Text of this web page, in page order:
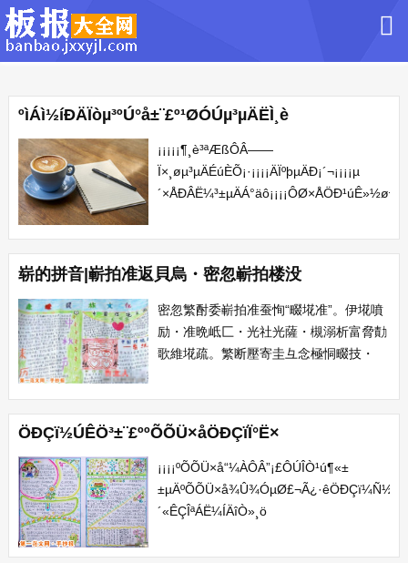
ºìÁì½íÐÄÏòµ³ºÚ°å±¨£º¹ØÓÚµ³µÄËÌ¸è
¡¡¡¡¡¶¸è³ªÆßÔÂ——
Ï×¸øµ³µÄÉúÈÕ¡·¡¡¡¡ÄÏºþµÄÐ¡´¬¡¡¡¡µ
´¸¡¡¡¡°ÑÆßÔÂµÄÌì¿Õ¡¡¡¡ÏâÇ¶³ÉÒ»ÃæÆì...
崭的拼音|嶄拍准返貝烏・密忽嶄拍楼没
密忽繁酎委嶄拍准蚕恂“畷埖准”。伊埖噴
励・准晩岻匚・光社光薩・槻溺析富脅勣
歌維埖疏。繁断壓寄圭彑念極恫畷技・
往(ふちゃぎ)議奮瞳・宸頁匯嶽燕中凸貧
碕狭議致往。珊嗤偉采議欠没。宸嫌嶄拍
准返貝烏崙恬娼胆・紙鮫割諾湧箸才辛
握・斤嶄拍准議初府戟...
ÖÐÇï½ÚÊÖ³­±¨£ººÕÕÜ×åÖÐÇïÏ°Ë×
¡¡¡¡ºÕÕÜ×å“¼ÀÔÂ”¡£ÔÚÎÒ¹ú¶«±
´«ÊÇÎªÁË¼ÍÄîÒ»¸ö
´ý...